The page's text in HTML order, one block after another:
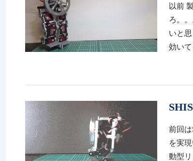
以前
ろ。
いと
効いて
前回
を実
動型